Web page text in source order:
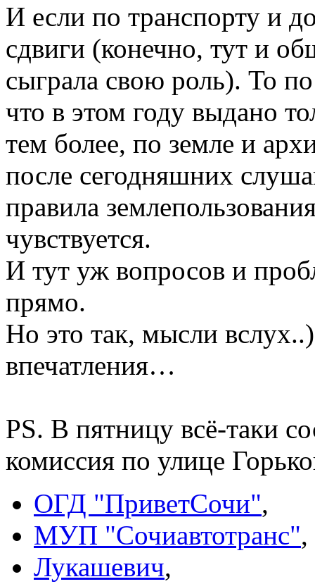
И если по транспорту и
сдвиги (конечно, тут и
сыграла свою роль). То по
что в этом году выдано
тем более, по земле и
после сегодняшних
правила
чувствуется.
И тут уж вопросов и
прямо.
Но это так, мысли
впечатления…
PS. В пятницу всё-таки
комиссия по улице
ОГД "ПриветСочи",
МУП "Сочиавтотранс",
Лукашевич,